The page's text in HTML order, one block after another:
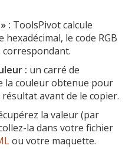
: ToolsPivot calcule
le code RGB
correspondant.
: un carré de
la couleur obtenue pour
avant de le copier.
la valeur (par
la dans votre fichier
ou votre maquette.